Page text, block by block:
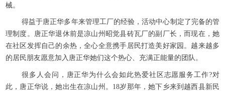
械。
得益于唐正华多年来管理工厂的经验，活动中心制定了完备的管
理制度。唐正华退休前是凉山州昭觉县砖瓦厂的副厂长，而现在，她
在社区发挥自己的余热，全心全意携手居民打造美好家园。越来越多
的居民朋友愿意加入唐正华她们这个热心、充满正能量的团队。
很多人会问，唐正华为什么会如此热爱社区志愿服务工作?对
此，唐正华说，她出生在凉山州。18岁那年，她下乡来到越西县新民